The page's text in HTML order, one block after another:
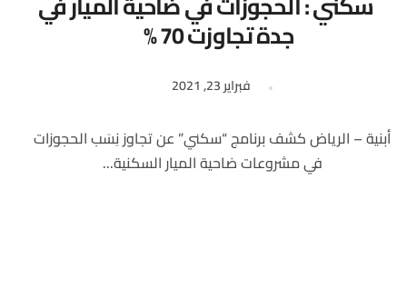
جدة تجاوزت 70 %
فبراير 23, 2021
أبنية – الرياض كشف برنامج “سكني” عن تجاوز نِسَب الحجوزات
في مشروعات ضاحية الميار السكنية...